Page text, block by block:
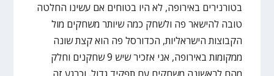
בטורנירים באירופה, לא היו בטוחים אם עשינו החלטה
טובה להישאר פה ולשחק כמה שיותר משחקים מול
הקבוצות הישראליות, הכדורסל פה הוא קצת שונה
ממקומות באירופה, אני אזכיר שיש 9 שחקנים וחלק